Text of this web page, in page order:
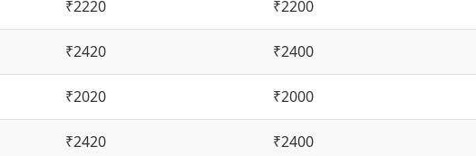
₹2220 ₹2200
₹2420 ₹2400
₹2020 ₹2000
₹2420 ₹2400